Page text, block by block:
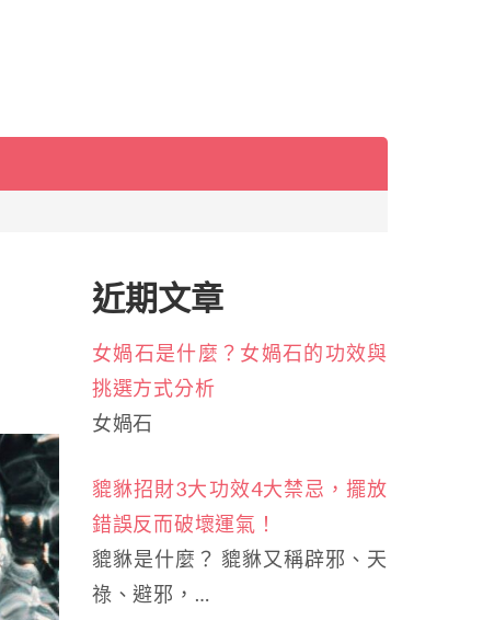
近期文章
女媧石是什麼？女媧石的功效與
挑選方式分析
女媧石
貔貅招財3大功效4大禁忌，擺放
錯誤反而破壞運氣！
貔貅是什麼？ 貔貅又稱辟邪、天
祿、避邪，…